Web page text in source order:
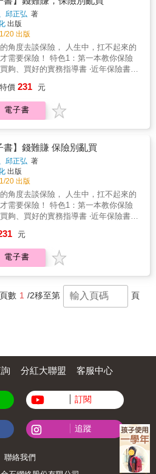
與檢測技術處專家室工程師 黃延真 磐
，妳要過得比上半場更優雅！ 懂得生
更美麗，聰明理財能夠幫妳真正獨
身體健康為妳打造遊歷四方的好體
訴，那麼妳應該如何改變這種窘境？
何做一個好命的女人， 懂得理財，
向，讓身體很健康，輕鬆活出更精彩
覺設計師│米力 作家│吳淡
《財經起床號》節目主持人│陳鳳馨 資
暨中廣《蘭萱時間》節目主持人│蘭萱
被通膨吃掉的儲蓄險OUT！
的新鮮人、窮忙低薪的小資族、怕被
戶，一定要入手的簡易保險教材。沒
懂的保險名詞，只有作者真實心聲、
你低利時代的保險新觀念： 1.買錯保
糟糕 2.低利時代，人人要自保
、高保障」才是好保險 本書特色 1.
礎的簽單原則，沒看過這本，千萬不
、最不需要買的保險，一目瞭然
邱正弘 著
出版
20 出版
談保險， 人生中，扛不起來的
險！ 特色1：第一本教你保險
、買好的實務指導書 ‧近年保險書主
保障類、保險理財類、案例集結類，
類」。 ‧買保險，如果沒有從系
實務指導入手，吸收再多猶如碎片般的
第一本先從整體財務下手、再談風險管
兼顧整體財務的需
夢想目標的實現，就會錯置資源、浪
的資金預算。 ‧正確的流程應該
認家庭追求的重要價值、人生目標
點家庭的年度盈餘、與財富淨值&rarr;
擔心的風險類型&rarr;執行精準的「需
大風險退散
四大風險（死殘病老），本書有系統性
特價 231 元
電子書
書】錢難賺 保險別亂買
邱正弘 著
出版
20 出版
談保險， 人生中，扛不起來的
險！ 特色1：第一本教你保險
、買好的實務指導書 ‧近年保險書主
高保障類、保險理財類、案例集結類，
類」。 ‧買保險，如果沒有從系
實務指導入手，吸收再多猶如碎片般的
第一本先從整體財務下手、再談風險管
擔心的風險類型&rarr;執行精準的「需
大風險退散
障對策，而且是小錢買到高保障的對
元
電子書
頁數 1 /2移至第 頁
分紅大聯盟 客服中心
訂閱
追蹤
聯絡我們